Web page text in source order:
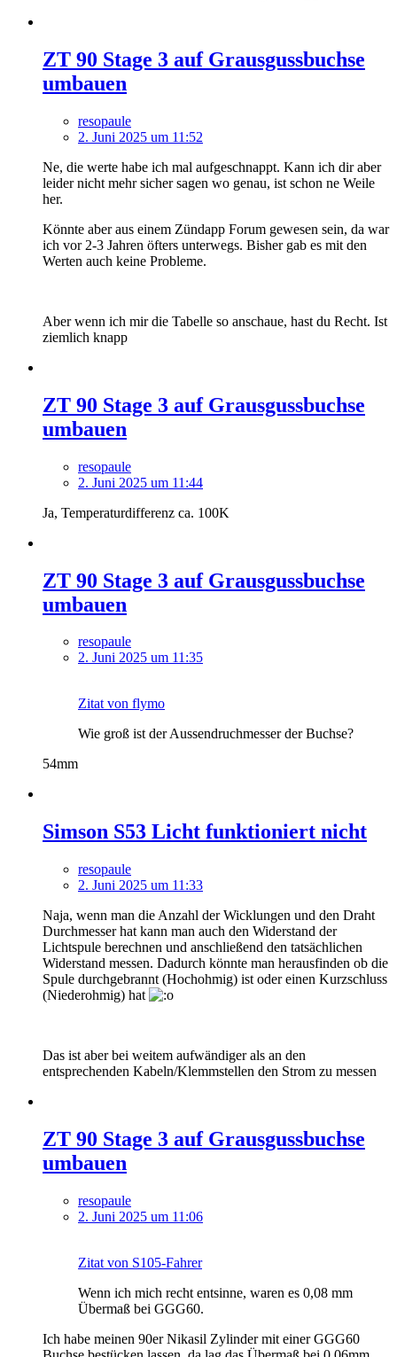
ZT 90 Stage 3 auf Grausgussbuchse
umbauen
resopaule
2. Juni 2025 um 11:52
Ne, die werte habe ich mal aufgeschnappt. Kann ich dir aber
leider nicht mehr sicher sagen wo genau, ist schon ne Weile
her.
Könnte aber aus einem Zündapp Forum gewesen sein, da war
ich vor 2-3 Jahren öfters unterwegs. Bisher gab es mit den
Werten auch keine Probleme.
Aber wenn ich mir die Tabelle so anschaue, hast du Recht. Ist
ziemlich knapp
ZT 90 Stage 3 auf Grausgussbuchse
umbauen
resopaule
2. Juni 2025 um 11:44
Ja, Temperaturdifferenz ca. 100K
ZT 90 Stage 3 auf Grausgussbuchse
umbauen
resopaule
2. Juni 2025 um 11:35
Zitat von flymo
Wie groß ist der Aussendruchmesser der Buchse?
54mm
Simson S53 Licht funktioniert nicht
resopaule
2. Juni 2025 um 11:33
Naja, wenn man die Anzahl der Wicklungen und den Draht
Durchmesser hat kann man auch den Widerstand der
Lichtspule berechnen und anschließend den tatsächlichen
Widerstand messen. Dadurch könnte man herausfinden ob die
Spule durchgebrannt (Hochohmig) ist oder einen Kurzschluss
(Niederohmig) hat
Das ist aber bei weitem aufwändiger als an den
entsprechenden Kabeln/Klemmstellen den Strom zu messen
ZT 90 Stage 3 auf Grausgussbuchse
umbauen
resopaule
2. Juni 2025 um 11:06
Zitat von S105-Fahrer
Wenn ich mich recht entsinne, waren es 0,08 mm
Übermaß bei GGG60.
Ich habe meinen 90er Nikasil Zylinder mit einer GGG60